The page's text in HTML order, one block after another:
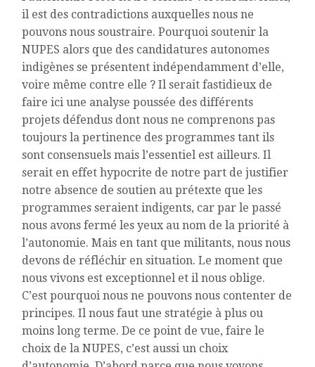
il est des contradictions auxquelles nous ne
pouvons nous soustraire. Pourquoi soutenir la
NUPES alors que des candidatures autonomes
indigènes se présentent indépendamment d’elle,
voire même contre elle ? Il serait fastidieux de
faire ici une analyse poussée des différents
projets défendus dont nous ne comprenons pas
toujours la pertinence des programmes tant ils
sont consensuels mais l’essentiel est ailleurs. Il
serait en effet hypocrite de notre part de justifier
notre absence de soutien au prétexte que les
programmes seraient indigents, car par le passé
nous avons fermé les yeux au nom de la priorité à
l’autonomie. Mais en tant que militants, nous nous
devons de réfléchir en situation. Le moment que
nous vivons est exceptionnel et il nous oblige.
C’est pourquoi nous ne pouvons nous contenter de
principes. Il nous faut une stratégie à plus ou
moins long terme. De ce point de vue, faire le
choix de la NUPES, c’est aussi un choix